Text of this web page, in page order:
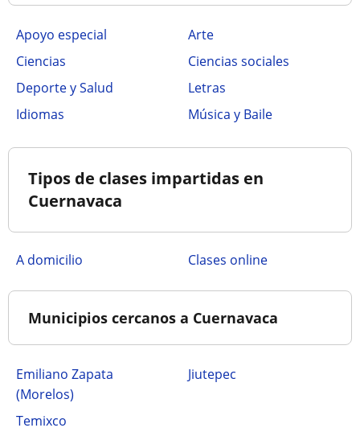
Apoyo especial
Arte
Ciencias
Ciencias sociales
Deporte y Salud
Letras
Idiomas
Música y Baile
Tipos de clases impartidas en
Cuernavaca
a domicilio clases online
Municipios cercanos a Cuernavaca
Emiliano Zapata
(Morelos)
Jiutepec
Temixco